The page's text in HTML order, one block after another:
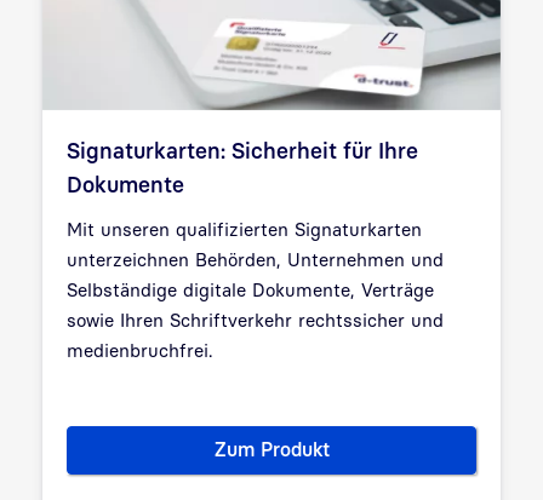
Signaturkarten: Sicherheit für Ihre
Dokumente
Mit unseren qualifizierten Signaturkarten
unterzeichnen Behörden, Unternehmen und
Selbständige digitale Dokumente, Verträge
sowie Ihren Schriftverkehr rechtssicher und
medienbruchfrei.
Zum ProduktSignaturkarten: Sicherheit für